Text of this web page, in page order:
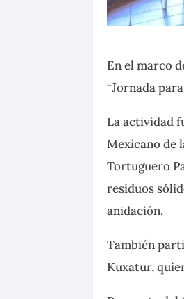
En el marco
“Jornada
La actividad
Mexicano de
Tortuguero
residuos
anidación.
También
Kuxatur,